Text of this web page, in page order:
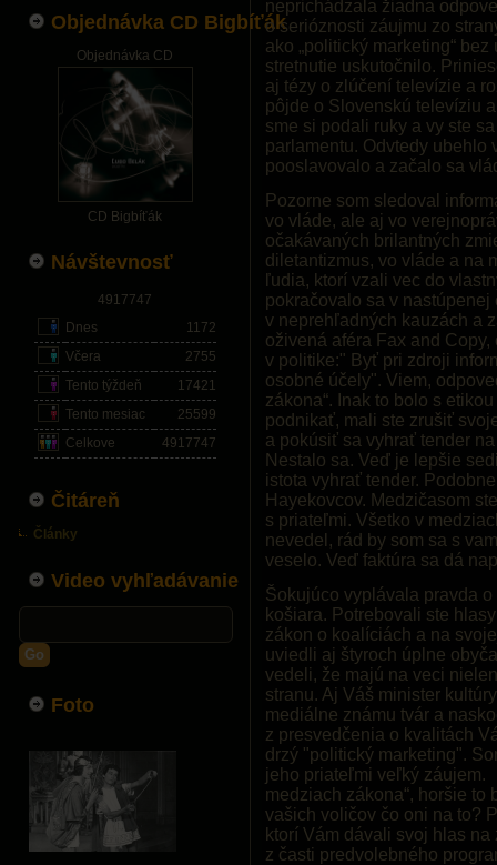
Objednávka CD Bigbíťák
Objednávka CD
CD Bigbíťák
Návštevnosť
4917747
Dnes
1172
Včera
2755
Tento týždeň
17421
Tento mesiac
25599
Celkove
4917747
Čitáreň
Články
Video vyhľadávanie
Go
Foto
neprichádzala žiadna
o serióznosti záujmu zo
ako „politický marketing“
stretnutie uskutočnilo.
aj tézy o zlúčení televízie a
pôjde o Slovenskú televíziu
sme si podali ruky a vy ste
parlamentu. Odvtedy ubehlo
pooslavovalo a začalo sa
Pozorne som sledoval
vo vláde, ale aj vo
očakávaných brilantných
diletantizmus, vo vláde a na
ľudia, ktorí vzali vec do
pokračovalo sa v
v neprehľadných kauzách a
oživená aféra Fax and
v politike:" Byť pri zdroji
osobné účely". Viem,
zákona“. Inak to bolo s
podnikať, mali ste zrušiť
a pokúsiť sa vyhrať tender
Nestalo sa. Veď je lepšie
istota vyhrať tender.
Hayekovcov. Medzičasom
s priateľmi. Všetko v
nevedel, rád by som sa s
veselo. Veď faktúra sa dá
Šokujúco vyplávala pravda
košiara. Potrebovali ste
zákon o koalíciách a na
uviedli aj štyroch úplne
vedeli, že majú na veci
stranu. Aj Váš minister
mediálne známu tvár a
z presvedčenia o kvalitách
drzý "politický marketing".
jeho priateľmi veľký záujem.
medziach zákona“, horšie
vašich voličov čo oni na to?
ktorí Vám dávali svoj hlas
z časti predvolebného